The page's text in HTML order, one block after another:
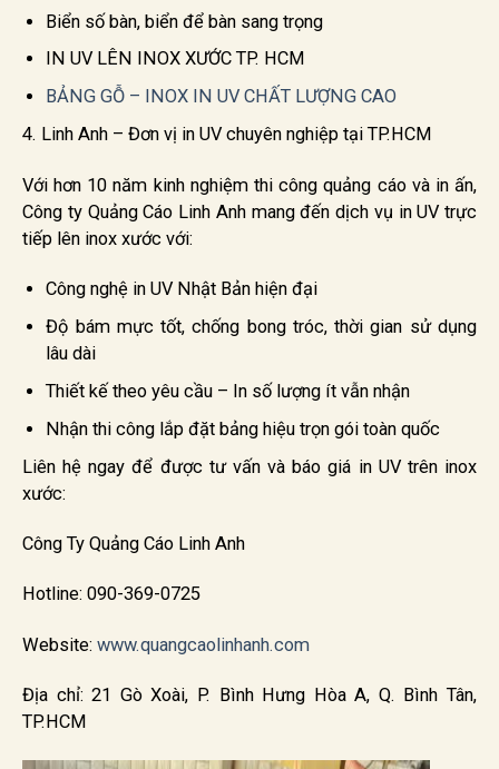
Biển số bàn, biển để bàn sang trọng
IN UV LÊN INOX XƯỚC TP. HCM
BẢNG GỖ – INOX IN UV CHẤT LƯỢNG CAO
4. Linh Anh – Đơn vị in UV chuyên nghiệp tại TP.HCM
Với hơn 10 năm kinh nghiệm thi công quảng cáo và in ấn,
Công ty Quảng Cáo Linh Anh mang đến dịch vụ in UV trực
tiếp lên inox xước với:
Công nghệ in UV Nhật Bản hiện đại
Độ bám mực tốt, chống bong tróc, thời gian sử dụng
lâu dài
Thiết kế theo yêu cầu – In số lượng ít vẫn nhận
Nhận thi công lắp đặt bảng hiệu trọn gói toàn quốc
Liên hệ ngay để được tư vấn và báo giá in UV trên inox
xước:
Công Ty Quảng Cáo Linh Anh
Hotline: 090-369-0725
Website: www.quangcaolinhanh.com
Địa chỉ: 21 Gò Xoài, P. Bình Hưng Hòa A, Q. Bình Tân,
TP.HCM